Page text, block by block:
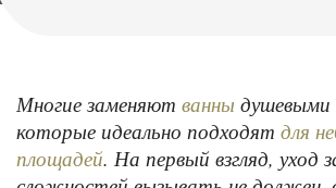
Многие заменяют ванны душевыми
которые идеально подходят для
площадей. На первый взгляд, уход